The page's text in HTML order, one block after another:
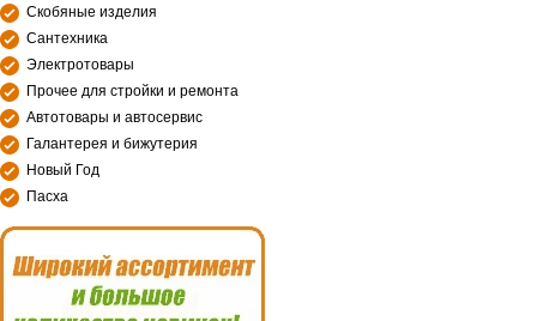
Скобяные изделия
Сантехника
Электротовары
Прочее для стройки и ремонта
Автотовары и автосервис
Галантерея и бижутерия
Новый Год
Пасха